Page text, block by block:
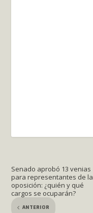
Senado aprobó 13 venias
para representantes de la
oposición: ¿quién y qué
cargos se ocuparán?
ANTERIOR